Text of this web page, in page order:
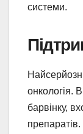
системи.
онкологія.
барвінку,